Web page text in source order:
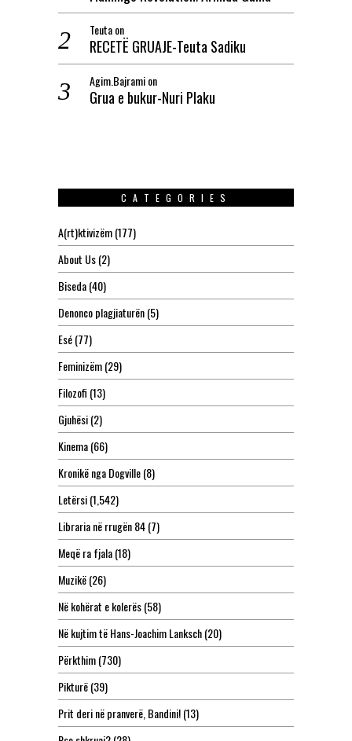
Teutaon
RECETË GRUAJE-Teuta Sadiku
Agim.Bajramion
Grua e bukur-Nuri Plaku
CATEGORIES
A(rt)ktivizëm(177)
About Us(2)
Biseda(40)
Denonco plagjiaturën(5)
Esé(77)
Feminizëm(29)
Filozofi (13)
Gjuhësi(2)
Kinema(66)
Kronikë nga Dogville(8)
Letërsi(1,542)
Libraria në rrugën 84(7)
Meqë ra fjala(18)
Muzikë(26)
Në kohërat e kolerës(58)
Në kujtim të Hans-Joachim Lanksch(20)
Përkthim(730)
Pikturë(39)
Prit deri në pranverë, Bandini!(13)